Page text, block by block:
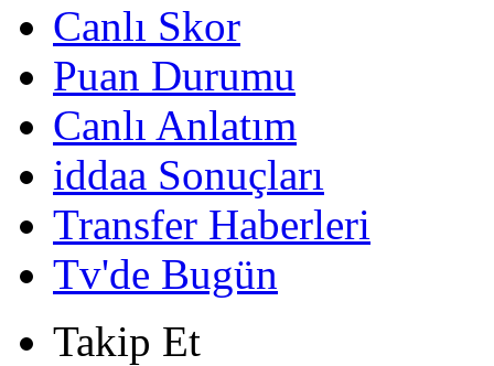
Canlı Skor
Puan Durumu
Canlı Anlatım
iddaa Sonuçları
Transfer Haberleri
Tv'de Bugün
Takip Et